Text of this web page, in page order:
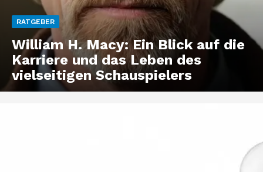
RATGEBER
William H. Macy: Ein Blick auf die
Karriere und das Leben des
vielseitigen Schauspielers